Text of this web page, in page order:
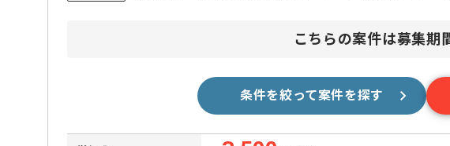
こちらの案件は募集期
条件を絞って案件を探す